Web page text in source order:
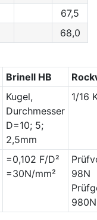
67,5
68,0
Brinell HB
Kugel,
Durchmesser
D=10; 5;
2,5mm
1/16
=0,102 F/D²
=30N/mm²
98N
980N